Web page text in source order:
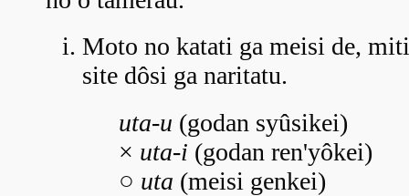
Moto no katati ga meisi de,
site dôsi ga naritatu.
uta-u (godan syûsikei)
× uta-i (godan ren'yôkei)
○ uta (meisi genkei)